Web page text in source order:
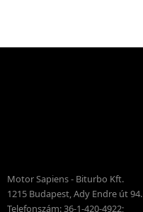
Motor Sapiens - Biturbo Kft.
1215 Budapest, Ady Endre út 94.
Telefonszám: 36-1-420-4922;